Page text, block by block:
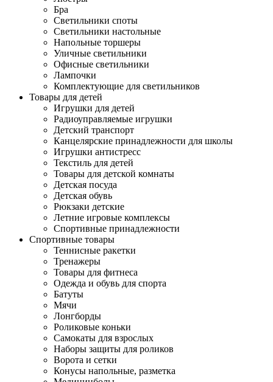
Бра
Светильники споты
Светильники настольные
Напольные торшеры
Уличные светильники
Офисные светильники
Лампочки
Комплектующие для светильников
Товары для детей
Игрушки для детей
Радиоуправляемые игрушки
Детский транспорт
Канцелярские принадлежности для школы
Игрушки антистресс
Текстиль для детей
Товары для детской комнаты
Детская посуда
Детская обувь
Рюкзаки детские
Летние игровые комплексы
Спортивные принадлежности
Спортивные товары
Теннисные ракетки
Тренажеры
Товары для фитнеса
Одежда и обувь для спорта
Батуты
Мячи
Лонгборды
Роликовые коньки
Самокаты для взрослых
Наборы защиты для роликов
Ворота и сетки
Конусы напольные, разметка